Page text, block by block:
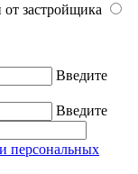
от застройщика
Введите
Введите
персональных